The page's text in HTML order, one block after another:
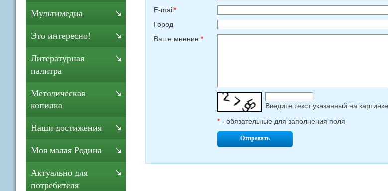
E-mail*
Город
Ваше мнение *
Введите текcт указанный на картинке
* - обязательные для заполнения поля
Отправить
Мультимедиа
Это интересно!
Литературная
палитра
Методическая
копилка
Наши достижения
Моя малая Родина
Актуально для
потребителя